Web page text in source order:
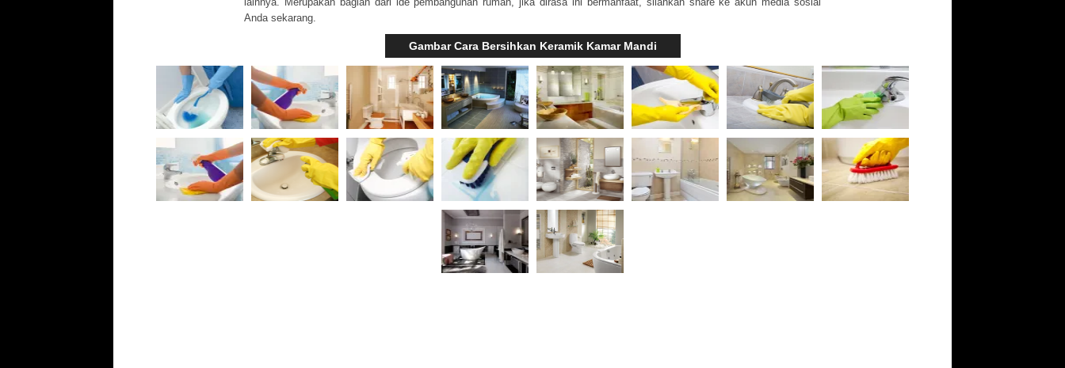
Anda sekarang.
Gambar Cara Bersihkan Keramik Kamar Mandi